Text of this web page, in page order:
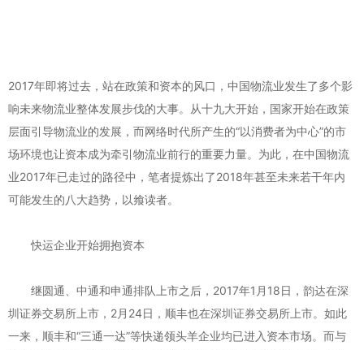
2017年即将过去，站在政策和资本的风口，中国物流业发生了多个影
响未来物流业整体发展步伐的大事。从十九大开始，国家开始在政策
层面引导物流业的发展，而网络时代所产生的“以消费者为中心”的市
场环境也让资本成为牵引物流业前行的重要力量。为此，在中国物流
业2017年已走过的路径中，笔者提炼出了2018年甚至未来若干年内
可能发生的八大趋势，以飨读者。
快运企业开始拥抱资本
继圆通、中通和申通排队上市之后，2017年1月18日，韵达在深
圳证券交易所上市，2月24日，顺丰也在深圳证券交易所上市。如此
一来，顺丰和“三通一达”等快递领头羊企业均已进入资本市场。而与